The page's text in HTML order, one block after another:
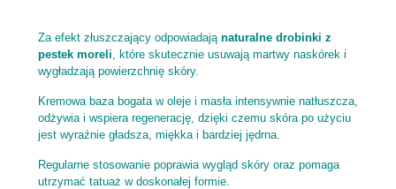
Za efekt złuszczający odpowiadają naturalne drobinki z
pestek moreli, które skutecznie usuwają martwy naskórek i
wygładzają powierzchnię skóry.
Kremowa baza bogata w oleje i masła intensywnie natłuszcza,
odżywia i wspiera regenerację, dzięki czemu skóra po użyciu
jest wyraźnie gładsza, miękka i bardziej jędrna.
Regularne stosowanie poprawia wygląd skóry oraz pomaga
utrzymać tatuaż w doskonałej formie.